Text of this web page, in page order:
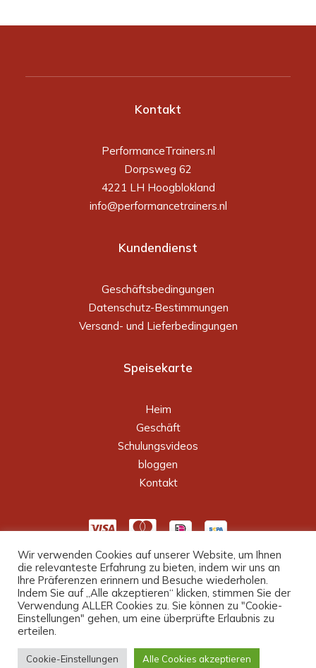
Kontakt
PerformanceTrainers.nl
Dorpsweg 62
4221 LH Hoogblokland
info@performancetrainers.nl
Kundendienst
Geschäftsbedingungen
Datenschutz-Bestimmungen
Versand- und Lieferbedingungen
Speisekarte
Heim
Geschäft
Schulungsvideos
bloggen
Kontakt
Wir verwenden Cookies auf unserer Website, um Ihnen
die relevanteste Erfahrung zu bieten, indem wir uns an
Ihre Präferenzen erinnern und Besuche wiederholen.
Indem Sie auf „Alle akzeptieren“ klicken, stimmen Sie der
Verwendung ALLER Cookies zu. Sie können zu "Cookie-
Einstellungen" gehen, um eine überprüfte Erlaubnis zu
erteilen.
Cookie-Einstellungen Alle Cookies akzeptieren